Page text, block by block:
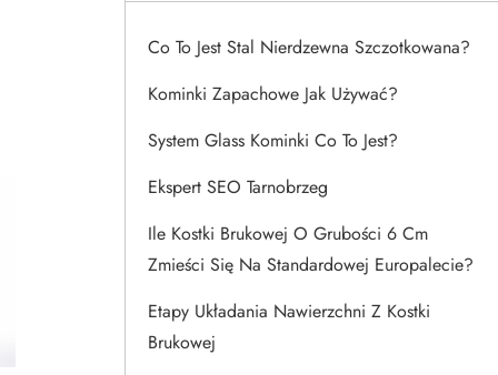
Co To Jest Stal Nierdzewna Szczotkowana?
Kominki Zapachowe Jak Używać?
System Glass Kominki Co To Jest?
Ekspert SEO Tarnobrzeg
Ile Kostki Brukowej O Grubości 6 Cm
Zmieści Się Na Standardowej Europalecie?
Etapy Układania Nawierzchni Z Kostki
Brukowej